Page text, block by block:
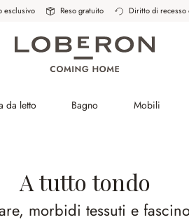
esclusivo Reso gratuito Diritto di recesso
da letto Bagno Mobili
A tutto tondo
morbidi tessuti e